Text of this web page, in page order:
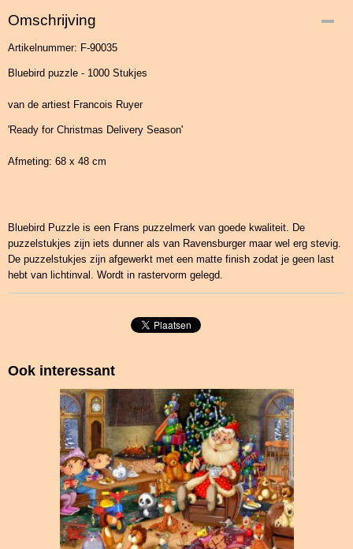
Omschrijving
Artikelnummer: F-90035
Bluebird puzzle - 1000 Stukjes
van de artiest Francois Ruyer
'Ready for Christmas Delivery Season'
Afmeting: 68 x 48 cm
Bluebird Puzzle is een Frans puzzelmerk van goede kwaliteit. De
puzzelstukjes zijn iets dunner als van Ravensburger maar wel erg stevig.
De puzzelstukjes zijn afgewerkt met een matte finish zodat je geen last
hebt van lichtinval. Wordt in rastervorm gelegd.
Ook interessant